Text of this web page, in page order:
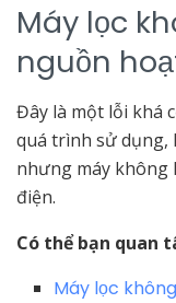
Máy lọc
nguồn
Đây là một lỗi khá
quá trình sử dụng,
nhưng máy không
điện.
Có thể bạn quan
Máy lọc